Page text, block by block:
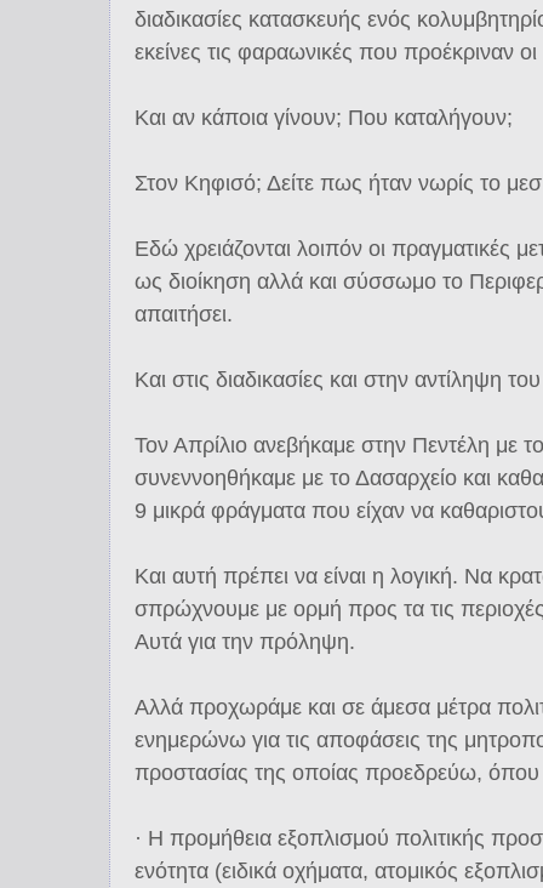
διαδικασίες κατασκευής ενός
εκείνες τις φαραωνικές που προέκριναν
Και αν κάποια γίνουν; Που καταλήγουν;
Στον Κηφισό; Δείτε πως ήταν νωρίς το
Εδώ χρειάζονται λοιπόν οι πραγματικές
ως διοίκηση αλλά και σύσσωμο το
απαιτήσει.
Και στις διαδικασίες και στην αντίληψη
Τον Απρίλιο ανεβήκαμε στην Πεντέλη με
συνεννοηθήκαμε με το Δασαρχείο και
9 μικρά φράγματα που είχαν να
Και αυτή πρέπει να είναι η λογική. Να
σπρώχνουμε με ορμή προς τα τις
Αυτά για την πρόληψη.
Αλλά προχωράμε και σε άμεσα μέτρα
ενημερώνω για τις αποφάσεις της
προστασίας της οποίας προεδρεύω,
· Η προμήθεια εξοπλισμού πολιτικής
ενότητα (ειδικά οχήματα, ατομικός